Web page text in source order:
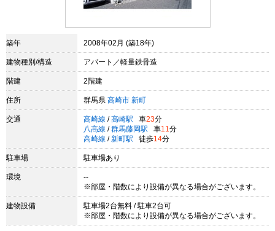
築年 2008年02月 (築18年)
建物種別/構造 アパート／軽量鉄骨造
階建 2階建
住所 群馬県 高崎市 新町
交通 高崎線 / 高崎駅 車23分
八高線 / 群馬藤岡駅 車11 分
高崎線 / 新町駅 徒歩14分
駐車場 駐車場あり
環境
--
※部屋・階数により設備が異なる場合がございます。
建物設備
駐車場2台無料 / 駐車2台可
※部屋・階数により設備が異なる場合がございます。